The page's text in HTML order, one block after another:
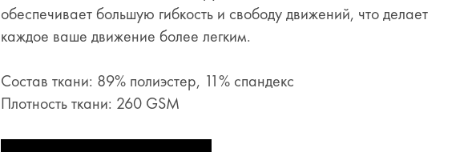
обеспечивает большую гибкость и свободу движений, что делает
каждое ваше движение более легким.
Состав ткани: 89% полиэстер, 11% спандекс
Плотность ткани: 260 GSM